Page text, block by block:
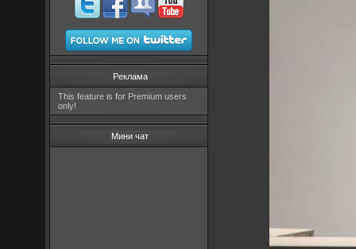
Реклама
This feature is for Premium users
only!
Мини чат